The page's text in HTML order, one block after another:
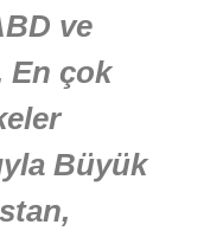
ve
En çok
Büyük